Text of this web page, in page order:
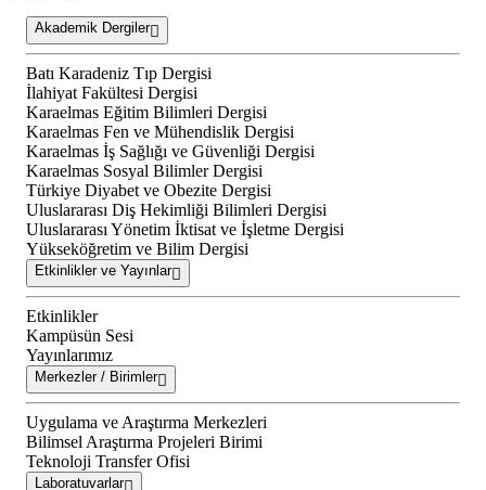
Akademik Dergiler
Batı Karadeniz Tıp Dergisi
İlahiyat Fakültesi Dergisi
Karaelmas Eğitim Bilimleri Dergisi
Karaelmas Fen ve Mühendislik Dergisi
Karaelmas İş Sağlığı ve Güvenliği Dergisi
Karaelmas Sosyal Bilimler Dergisi
Türkiye Diyabet ve Obezite Dergisi
Uluslararası Diş Hekimliği Bilimleri Dergisi
Uluslararası Yönetim İktisat ve İşletme Dergisi
Yükseköğretim ve Bilim Dergisi
Etkinlikler ve Yayınlar
Etkinlikler
Kampüsün Sesi
Yayınlarımız
Merkezler / Birimler
Uygulama ve Araştırma Merkezleri
Bilimsel Araştırma Projeleri Birimi
Teknoloji Transfer Ofisi
Laboratuvarlar